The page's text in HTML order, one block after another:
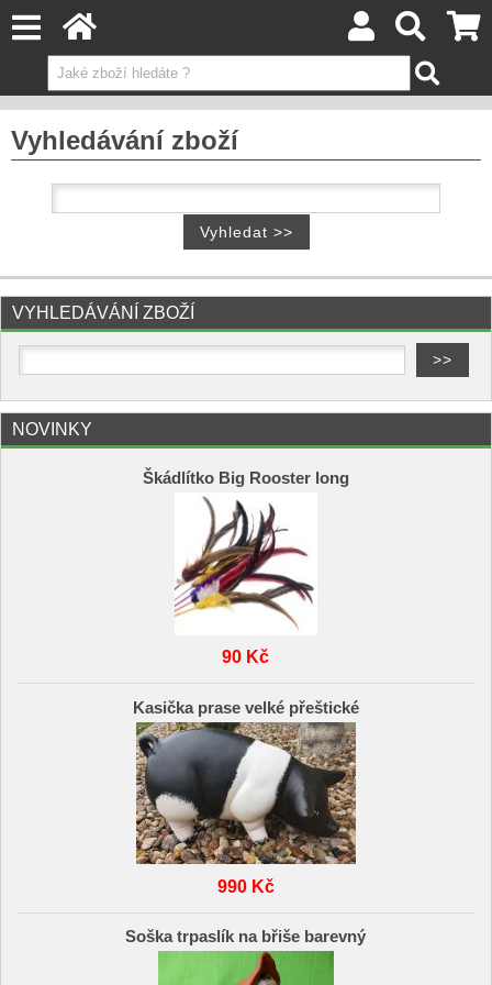
Vyhledávání zboží
VYHLEDÁVÁNÍ ZBOŽÍ
NOVINKY
Škádlítko Big Rooster long
90 Kč
Kasička prase velké přeštické
990 Kč
Soška trpaslík na břiše barevný